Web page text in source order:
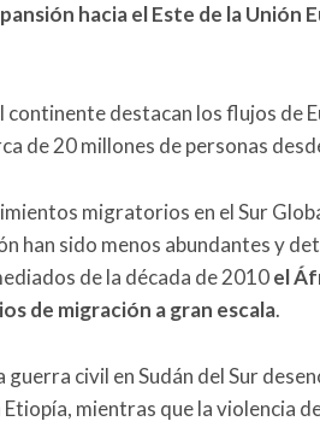
hacia el Este de la Unión
destacan los flujos de
de 20 millones de personas
migratorios en el Sur
han sido menos abundantes y
de la década de 2010el
de migración a gran escala.
guerra civil en Sudán del Sur
Etiopía, mientras que la violencia